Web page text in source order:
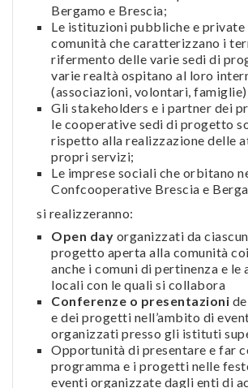
Bergamo e Brescia;
Le istituzioni pubbliche e private
comunità che caratterizzano i
rifermento delle varie sedi di
varie realtà ospitano al loro
(associazioni, volontari,
Gli stakeholders e i partner dei
le cooperative sedi di progetto
rispetto alla realizzazione delle
propri servizi;
Le imprese sociali che orbitano
Confcooperative Brescia e
si realizzeranno:
Open day organizzati da
progetto aperta alla comunità
anche i comuni di pertinenza e le
locali con le quali si collabora
Conferenze o presentazioni
e dei progetti nell’ambito di
organizzati presso gli istituti
Opportunità di presentare e far
programma e i progetti nelle
eventi organizzate dagli enti di